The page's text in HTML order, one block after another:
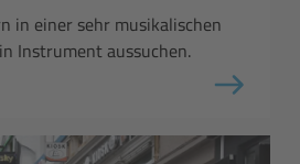
in einer sehr musikalischen
Instrument aussuchen.